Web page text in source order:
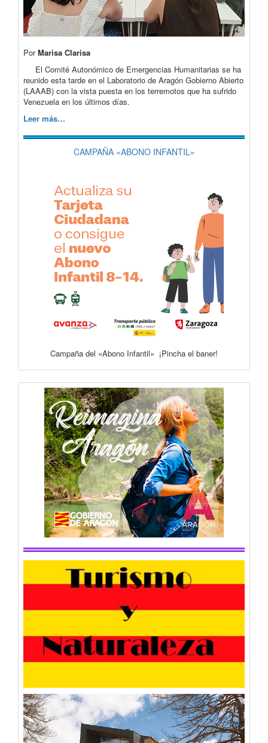
PorMarisa Clarisa
El Comité Autonómico de Emergencias Humanitarias se ha
reunido esta tarde en el Laboratorio de Aragón Gobierno Abierto
(LAAAB) con la vista puesta en los terremotos que ha sufrido
Venezuela en los últimos días.
Leer más…
CAMPAÑA «ABONO INFANTIL»
Campaña del «Abono Infantil» ¡Pincha el baner!